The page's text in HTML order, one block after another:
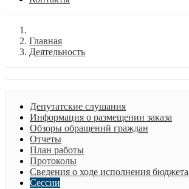
Главная
Деятельность
Депутатские слушания
Информация о размещении заказа
Обзоры обращений граждан
Отчеты
План работы
Протоколы
Сведения о ходе исполнения бюджета
Сессии